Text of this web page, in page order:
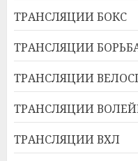
ТРАНСЛЯЦИИ БОКС
ТРАНСЛЯЦИИ
ТРАНСЛЯЦИИ
ТРАНСЛЯЦИИ
ТРАНСЛЯЦИИ ВХЛ